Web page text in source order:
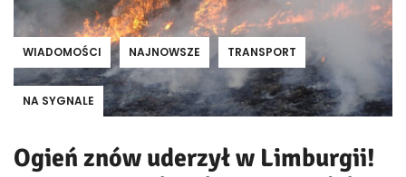
WIADOMOŚCI NAJNOWSZE TRANSPORT
NA SYGNALE
Ogień znów uderzył w Limburgii!